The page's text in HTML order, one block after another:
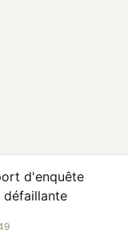
d'enquête
défaillante